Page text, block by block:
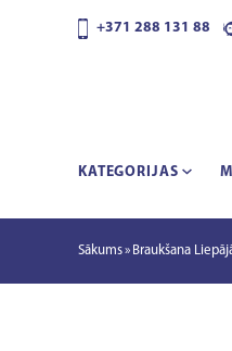
+371 288 131 88
KATEGORIJAS
Sākums Braukšana